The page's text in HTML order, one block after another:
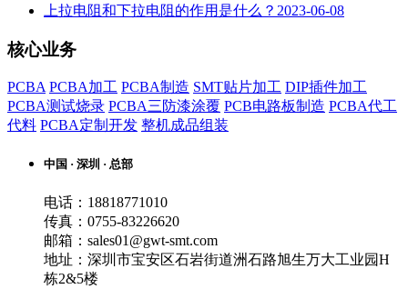
上拉电阻和下拉电阻的作用是什么？ 2023-06-08
核心业务
PCBA PCBA加工 PCBA制造 SMT贴片加工 DIP插件加工
PCBA测试烧录 PCBA三防漆涂覆 PCB电路板制造 PCBA代工
代料 PCBA定制开发 整机成品组装
中国 · 深圳 · 总部
电话：18818771010
传真：0755-83226620
邮箱：sales01@gwt-smt.com
地址：深圳市宝安区石岩街道洲石路旭生万大工业园H
栋2&5楼